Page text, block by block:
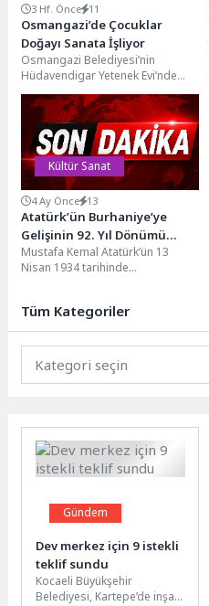
3 Hf. Önce 11
Osmangazi’de Çocuklar
Doğayı Sanata İşliyor
Osmangazi Belediyesi’nin
Hüdavendigar Yetenek Evi’nde
başlattığı “Orman Sanatları
Atölyesi”, çocukların doğadan
toplanan materyalleri sanat
eserine...
Kültür Sanat
4 Ay Önce 13
Atatürk’ün Burhaniye’ye
Gelişinin 92. Yıl Dönümü
Törenle Anıldı
Mustafa Kemal Atatürk’ün 13
Nisan 1934 tarihinde
gelişinin 92. yıl...
Tüm Kategoriler
Gündem
Dev merkez için 9 istekli
teklif sundu
Kocaeli Büyükşehir
Belediyesi, Kartepe’de inşa